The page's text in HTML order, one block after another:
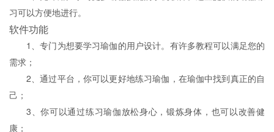
习可以方便地进行。
软件功能
1、专门为想要学习瑜伽的用户设计。有许多教程可以满足您的
需求；
2、通过平台，你可以更好地练习瑜伽，在瑜伽中找到真正的自
己；
3、你可以通过练习瑜伽放松身心，锻炼身体，也可以改善健
康；